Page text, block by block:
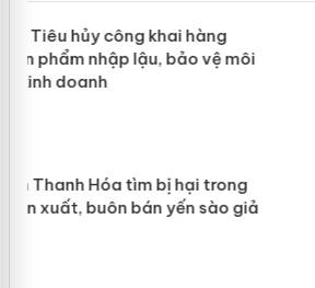
Khẩn trương xác minh,
Slimaura Care x3 sử
Lào Cai xử lý 83